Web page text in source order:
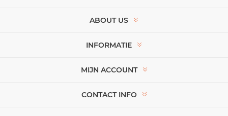
ABOUT US
INFORMATIE
MIJN ACCOUNT
CONTACT INFO